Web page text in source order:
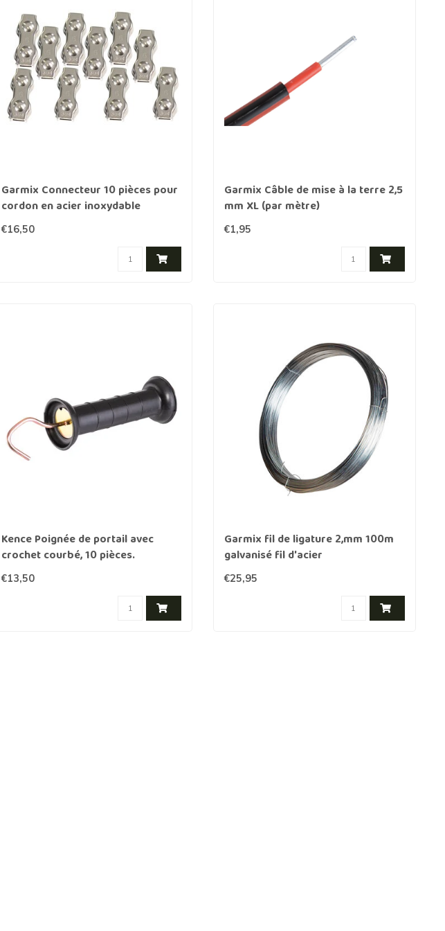
Garmix Connecteur 10 pièces pour
cordon en acier inoxydable
€16,50
Garmix Câble de mise à la terre 2,5
mm XL (par mètre)
€1,95
Kence Poignée de portail avec
crochet courbé, 10 pièces.
€13,50
Garmix fil de ligature 2,mm 100m
galvanisé fil d'acier
€25,95